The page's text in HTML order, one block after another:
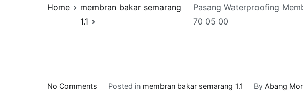
Home
membran bakar semarang
1.1
Pasang Waterproofing
70 05 00
No Comments Posted in membran bakar semarang 1.1 ByAbang